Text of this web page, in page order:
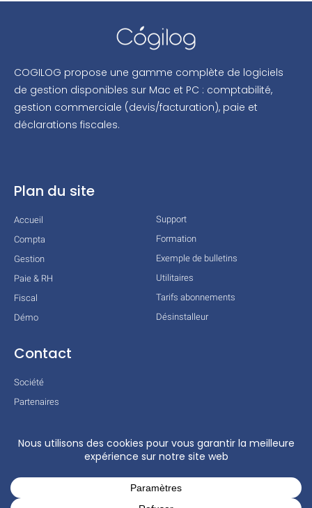
COGILOG propose une gamme complète de logiciels
de gestion disponibles sur Mac et PC : comptabilité,
gestion commerciale (devis/facturation), paie et
déclarations fiscales.
Plan du site
Accueil
Compta
Gestion
Paie & RH
Fiscal
Démo
Support
Formation
Exemple de bulletins
Utilitaires
Tarifs abonnements
Désinstalleur
Contact
Société
Partenaires
Mentions légales
Conditions générales
Actualités